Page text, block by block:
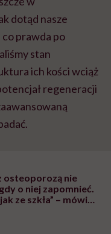
dotąd nasze
co prawda po
stan
ich kości wciąż
regeneracji
osteoporozą nie
o niej zapomnieć.
ze szkła” – mówi